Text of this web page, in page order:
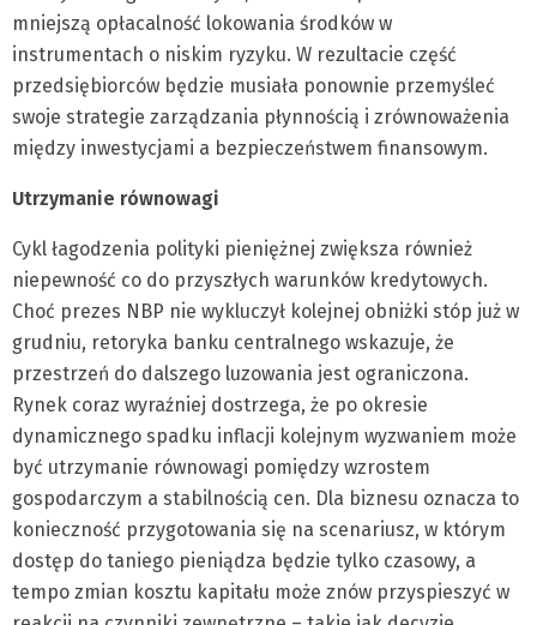
mniejszą opłacalność lokowania środków w
instrumentach o niskim ryzyku. W rezultacie część
przedsiębiorców będzie musiała ponownie przemyśleć
swoje strategie zarządzania płynnością i zrównoważenia
między inwestycjami a bezpieczeństwem finansowym.
Utrzymanie równowagi
Cykl łagodzenia polityki pieniężnej zwiększa również
niepewność co do przyszłych warunków kredytowych.
Choć prezes NBP nie wykluczył kolejnej obniżki stóp już w
grudniu, retoryka banku centralnego wskazuje, że
przestrzeń do dalszego luzowania jest ograniczona.
Rynek coraz wyraźniej dostrzega, że po okresie
dynamicznego spadku inflacji kolejnym wyzwaniem może
być utrzymanie równowagi pomiędzy wzrostem
gospodarczym a stabilnością cen. Dla biznesu oznacza to
konieczność przygotowania się na scenariusz, w którym
dostęp do taniego pieniądza będzie tylko czasowy, a
tempo zmian kosztu kapitału może znów przyspieszyć w